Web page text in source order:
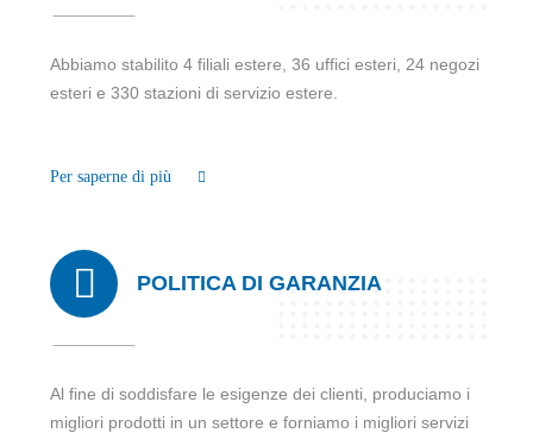
Abbiamo stabilito 4 filiali estere, 36 uffici esteri, 24 negozi
esteri e 330 stazioni di servizio estere.
Per saperne di più
POLITICA DI GARANZIA
Al fine di soddisfare le esigenze dei clienti, produciamo i
migliori prodotti in un settore e forniamo i migliori servizi